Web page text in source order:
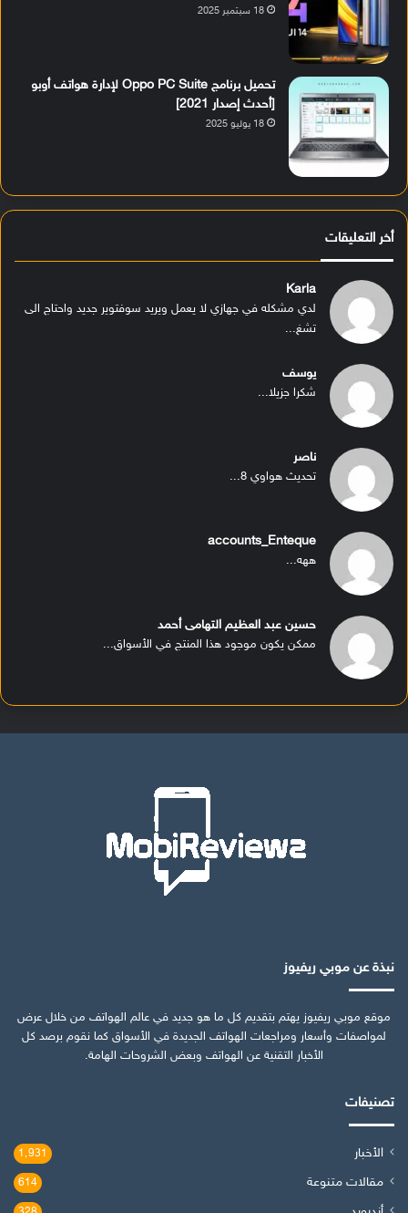
18 سبتمبر 2025
تحميل برنامج Oppo PC Suite لإدارة هواتف أوبو
[أحدث إصدار 2021]
18 يوليو 2025
أخر التعليقات
Karla
لدي مشكله في جهازي لا يعمل ويريد سوفتوير جديد واحتاج الى
تشغ...
يوسف
شكرا جزيلا...
ناصر
تحديث هواوي 8...
accounts_Enteque
ههه...
حسين عبد العظيم التهامى أحمد
ممكن يكون موجود هذا المنتج في الأسواق...
نبذة عن موبي ريفيوز
موقع موبي ريفيوز يهتم بتقديم كل ما هو جديد في عالم الهواتف من خلال عرض
لمواصفات وأسعار ومراجعات الهواتف الجديدة في الأسواق كما نقوم برصد كل
الأخبار التقنية عن الهواتف وبعض الشروحات الهامة.
تصنيفات
الأخبار 1٬931
مقالات متنوعة 614